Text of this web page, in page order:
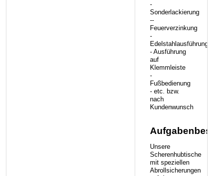
-
Sonderlackierung
--
Feuerverzinkung
-
Edelstahlausführung
- Ausführung
auf
Klemmleiste
-
Fußbedienung
- etc. bzw.
nach
Kundenwunsch
Unsere
Scherenhubtische
mit speziellen
Abrollsicherungen